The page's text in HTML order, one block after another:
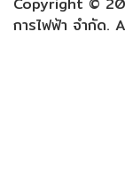
การไฟฟ้า จำกัด.